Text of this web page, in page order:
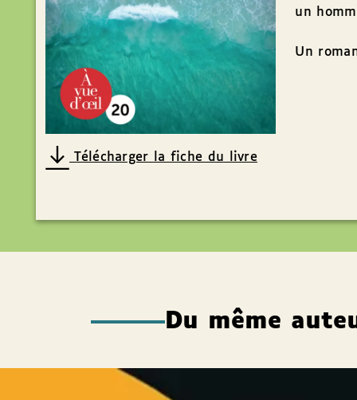
Télécharger la fiche du livre
un
Un
Du même